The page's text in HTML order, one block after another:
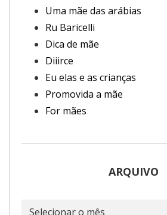
Uma mãe das arábias
Ru Baricelli
Dica de mãe
Diiirce
Eu elas e as crianças
Promovida a mãe
For mães
ARQUIVO
Arquivo